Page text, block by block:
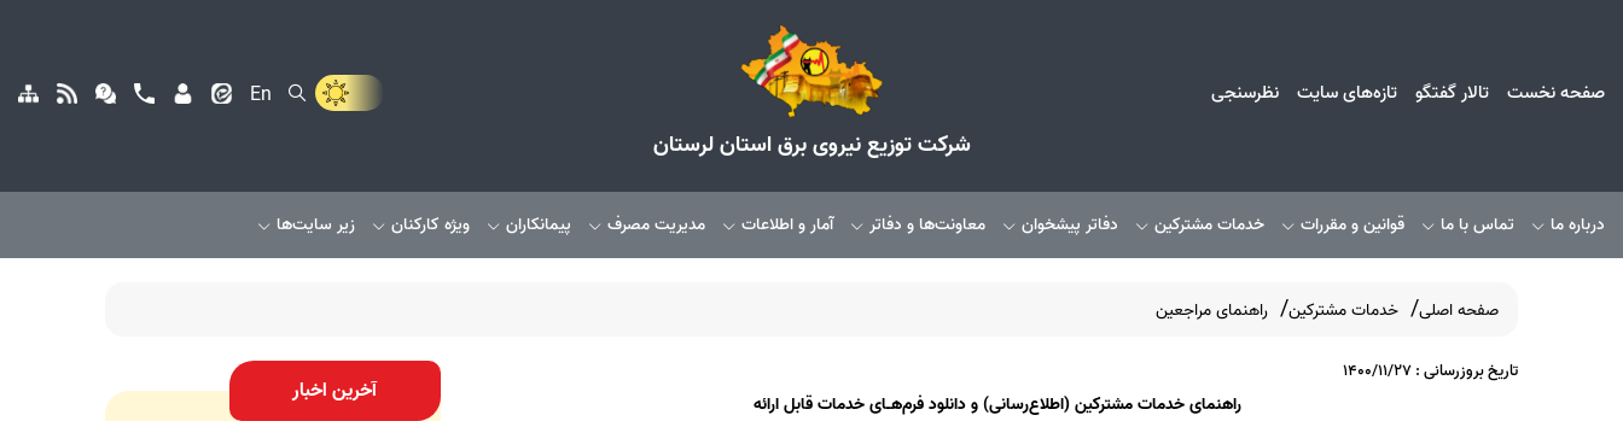
صفحه نخست تالار گفتگو تازه‌های سایت نظرسنجی
شرکت توزیع نیروی برق استان لرستان
En
درباره ما تماس با ما قوانین و مقررات خدمات مشترکین دفاتر پیشخوان معاونت‌ها و دفاتر آمار و اطلاعات مدیریت مصرف پیمانکاران ویژه کارکنان زیر سایت‌ها
صفحه اصلی خدمات مشترکین راهنمای مراجعین
تاریخ بروزرسانی : 1400/11/27
راهنمای خدمات مشترکین (اطلاع‌رسانی) و دانلود فرم‌هـای خدمات قابل ارائه آخرین اخبار